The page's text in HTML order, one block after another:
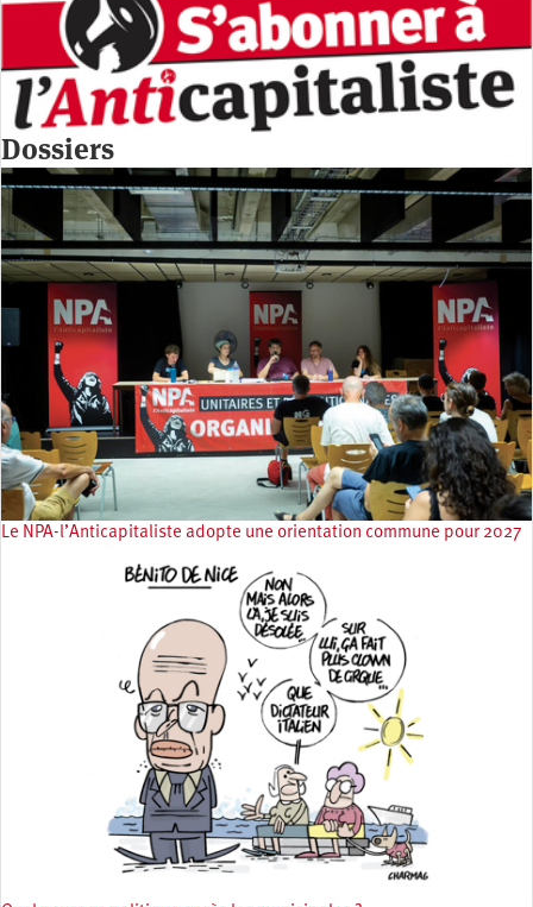
Dossiers
Le NPA-l’Anticapitaliste adopte une orientation commune pour 2027